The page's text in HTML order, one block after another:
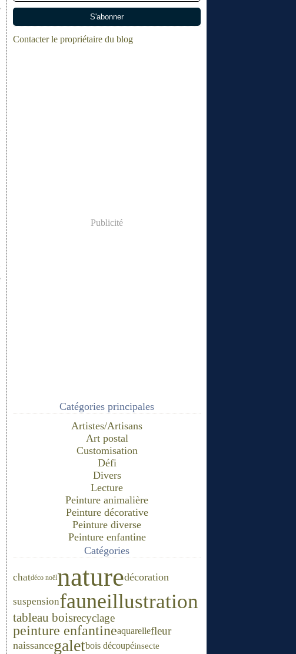
Contacter le propriétaire du blog
Publicité
Catégories principales
Artistes/Artisans
Art postal
Customisation
Défi
Divers
Lecture
Peinture animalière
Peinture décorative
Peinture diverse
Peinture enfantine
Catégories
chatdéco noëlnaturedécoration
suspensionfauneillustration
tableau boisrecyclage
peinture enfantineaquarellefleur
naissancegaletbois découpéinsecte